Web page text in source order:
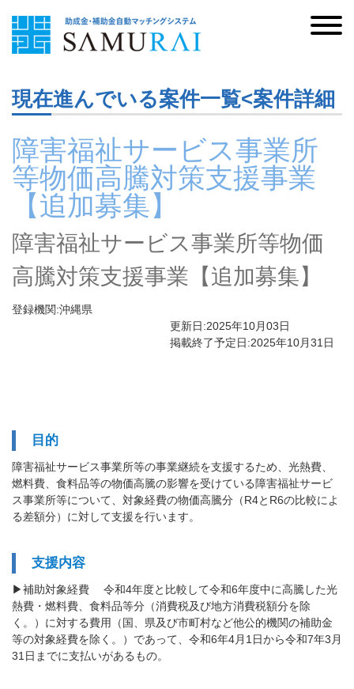
現在進んでいる案件一覧<案件詳細
障害福祉サービス事業所
等物価高騰対策支援事業
【追加募集】
障害福祉サービス事業所等物価
高騰対策支援事業【追加募集】
登録機関:沖縄県
更新日:2025年10月03日
掲載終了予定日:2025年10月31日
目的
障害福祉サービス事業所等の事業継続を支援するため、光熱費、
燃料費、食料品等の物価高騰の影響を受けている障害福祉サービ
ス事業所等について、対象経費の物価高騰分（R4とR6の比較によ
る差額分）に対して支援を行います。
支援内容
▶補助対象経費 令和4年度と比較して令和6年度中に高騰した光
熱費・燃料費、食料品等分（消費税及び地方消費税額分を除
く。）に対する費用（国、県及び市町村など他公的機関の補助金
等の対象経費を除く。）であって、令和6年4月1日から令和7年3月
31日までに支払いがあるもの。